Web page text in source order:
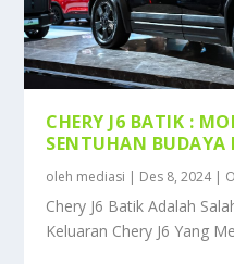
CHERY J6 BATIK :
SENTUHAN BUDAYA
oleh mediasi | Des 8, 2024|
Chery J6 Batik Adalah
Keluaran Chery J6 Yang